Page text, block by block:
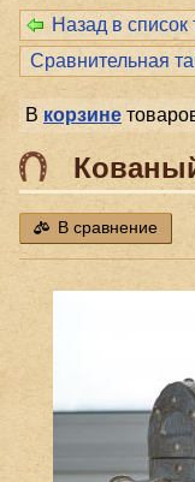
Назад в список
Сравнительная
В корзине
В сравнение